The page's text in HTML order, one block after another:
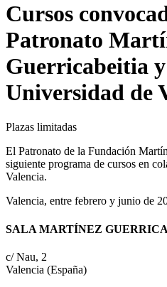
Cursos
Patronato
Guerricabeitia
Universidad de
Plazas limitadas
El Patronato de la Fundación
siguiente programa de cursos en
Valencia.
Valencia, entre febrero y junio de
SALA MARTÍNEZ
c/ Nau, 2
Valencia (España)